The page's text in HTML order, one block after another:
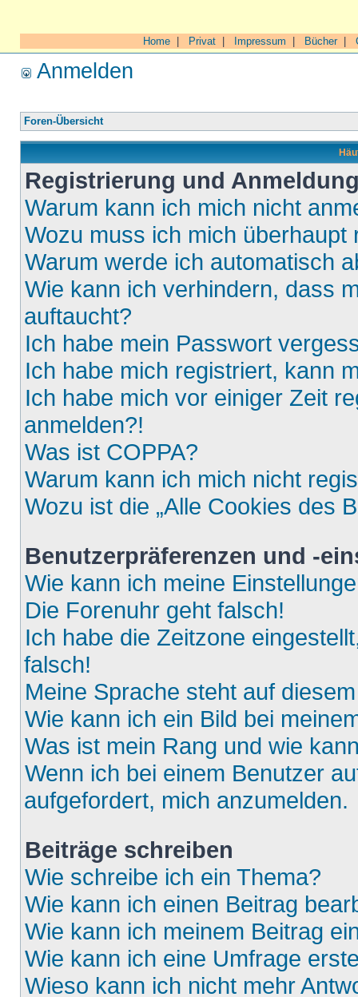
Home Privat Impressum Bücher|
Anmelden
Foren-Übersicht
Registrierung und
Warum kann ich mich nicht
Wozu muss ich mich überhaupt
Warum werde ich automatisch
Wie kann ich verhindern, dass
auftaucht?
Ich habe mein Passwort
Ich habe mich registriert, kann
Ich habe mich vor einiger Zeit
anmelden?!
Was ist COPPA?
Warum kann ich mich nicht
Wozu ist die „Alle Cookies des
Benutzerpräferenzen und -
Wie kann ich meine
Die Forenuhr geht falsch!
Ich habe die Zeitzone
falsch!
Meine Sprache steht auf
Wie kann ich ein Bild bei
Was ist mein Rang und wie
Wenn ich bei einem Benutzer
aufgefordert, mich anzumelden.
Beiträge schreiben
Wie schreibe ich ein Thema?
Wie kann ich einen Beitrag
Wie kann ich meinem Beitrag
Wie kann ich eine Umfrage
Wieso kann ich nicht mehr